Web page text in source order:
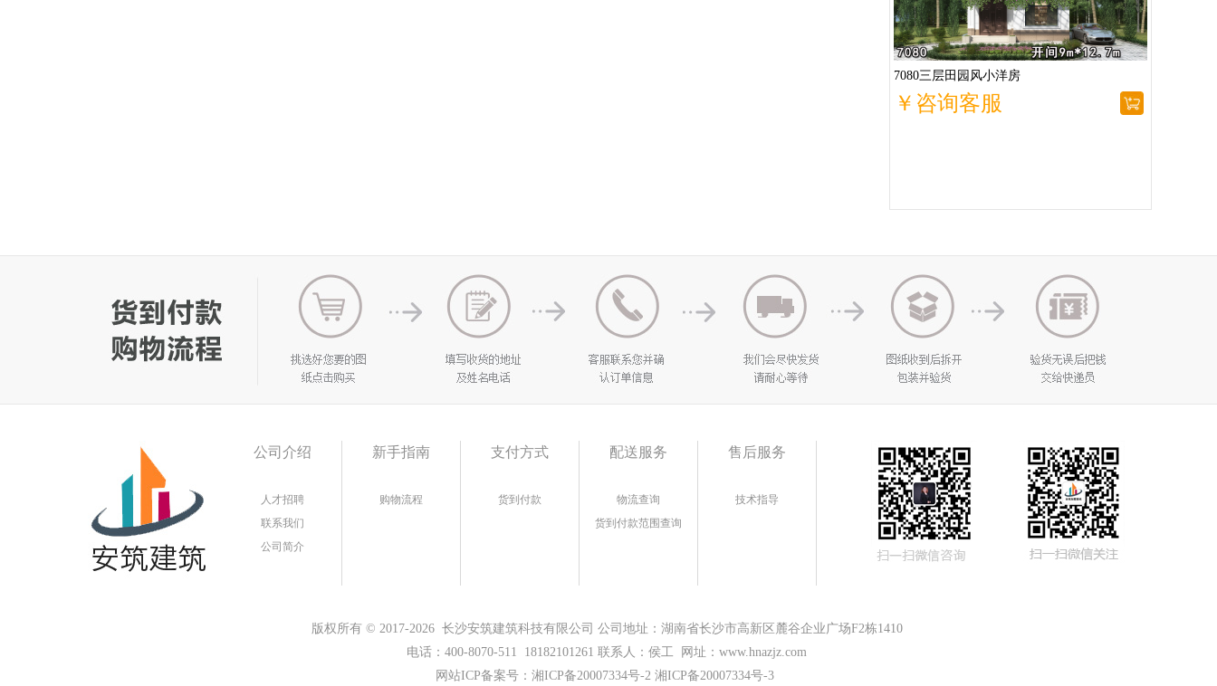
7080三层田园风小洋房
￥咨询客服
公司介绍
人才招聘
联系我们
公司简介
新手指南
购物流程
支付方式
货到付款
配送服务
物流查询
货到付款范围查询
售后服务
技术指导
版权所有 © 2017-2026 长沙安筑建筑科技有限公司 公司地址：湖南省长沙市高新区麓谷企业广场F2栋1410
电话：400-8070-511 18182101261 联系人：侯工 网址：www.hnazjz.com
网站ICP备案号： 湘ICP备20007334号-2 湘ICP备20007334号-3